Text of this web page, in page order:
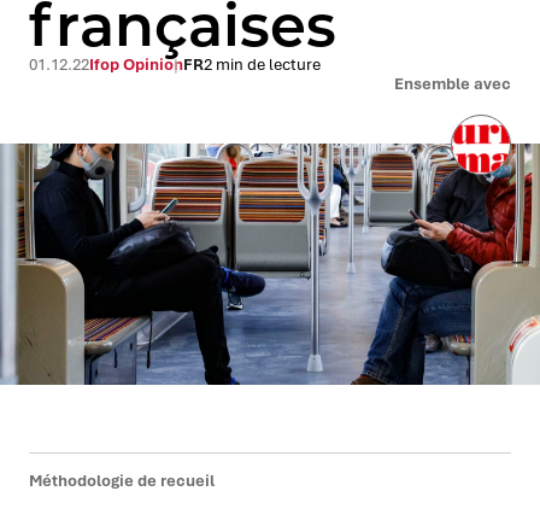
françaises
Ensemble avec
01.12.22Ifop OpinionFR2 min de lecture
Méthodologie de recueil